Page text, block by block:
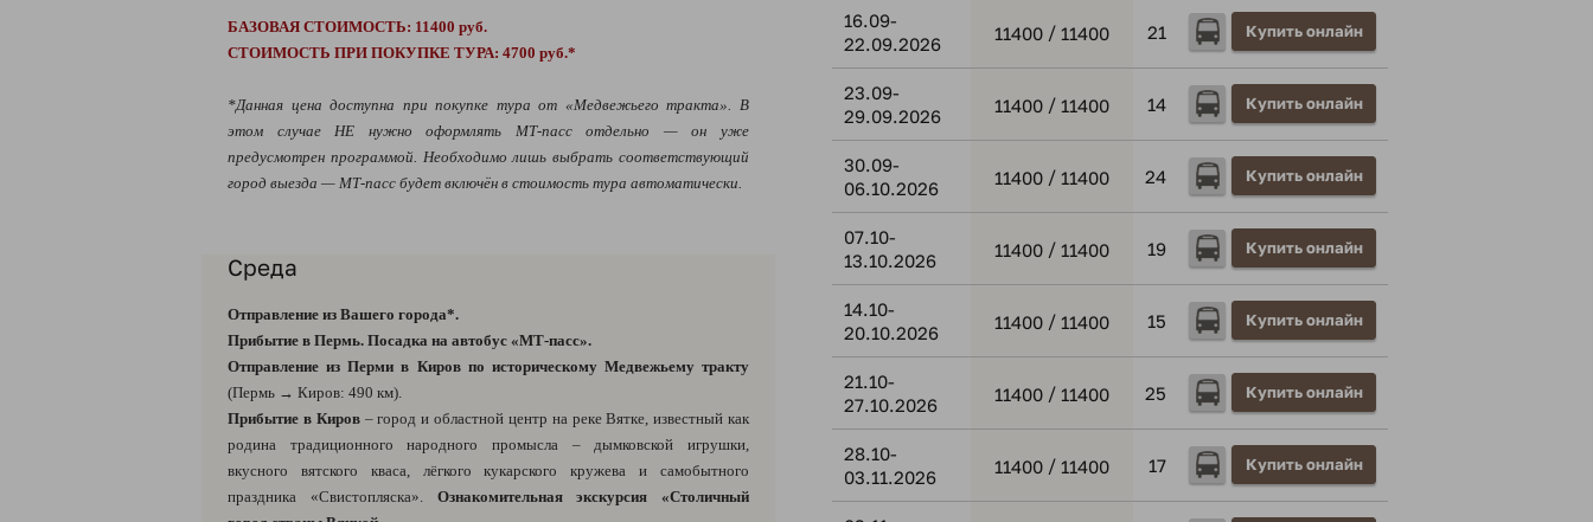
БАЗОВАЯ СТОИМОСТЬ: 11400 руб.
СТОИМОСТЬ ПРИ ПОКУПКЕ ТУРА: 4700 руб.*
*Данная цена доступна при покупке тура от «Медвежьего тракта». В
этом случае НЕ нужно оформлять МТ-пасс отдельно — он уже
предусмотрен программой. Необходимо лишь выбрать соответствующий
город выезда — МТ-пасс будет включён в стоимость тура автоматически.
Среда
Отправление из Вашего города*.
Прибытие в Пермь. Посадка на автобус «МТ-пасс».
Отправление из Перми в Киров по историческому Медвежьему тракту
(Пермь → Киров: 490 км).
Прибытие в Киров– город и областной центр на реке Вятке, известный как
родина традиционного народного промысла – дымковской игрушки,
вкусного вятского кваса, лёгкого кукарского кружева и самобытного
праздника «Свистопляска». Ознакомительная экскурсия «Столичный
16.09-
22.09.2026
11400 / 11400 21 Купить онлайн
23.09-
29.09.2026
11400 / 11400 14 Купить онлайн
30.09-
06.10.2026
11400 / 11400 24 Купить онлайн
07.10-
13.10.2026
11400 / 11400 19 Купить онлайн
14.10-
20.10.2026
11400 / 11400 15 Купить онлайн
21.10-
27.10.2026
11400 / 11400 25 Купить онлайн
28.10-
03.11.2026
11400 / 11400 17 Купить онлайн